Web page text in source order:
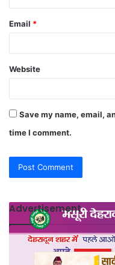
Email *
Website
Save my name, email,
time I comment.
Advertisement